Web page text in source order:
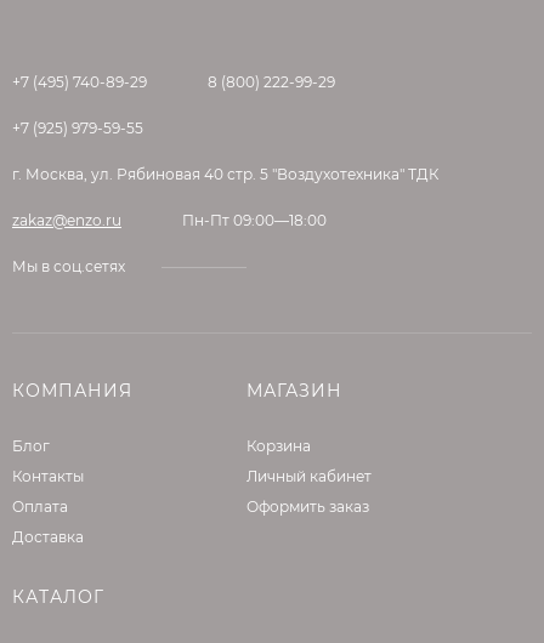
минут в зависимости от типа клея или
Расход: зависит от количества и типа
клея, как правило, расход примерно
Упаковка: банки 0,75 кг
Гель Мапей Pulicol 2000 представляет собой
хлор, и имеет гелеобразную консистенцию.
Продукт легко наносится при помощи
шпателя или кисти и имеет незначительный
основе смол и красок уже через несколько
+7 (495) 740-89-29 8 (800) 222-99-29
+7 (925) 979-59-55
г. Москва, ул. Рябиновая 40 стр. 5 "Воздухотехника" ТДК
zakaz@enzo.ru Пн-Пт 09:00—18:00
Мы в соц.сетях
КОМПАНИЯ
Блог
Контакты
Оплата
Доставка
МАГАЗИН
Корзина
Личный кабинет
Оформить заказ
КАТАЛОГ